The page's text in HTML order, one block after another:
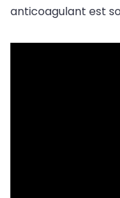
anticoagulant est